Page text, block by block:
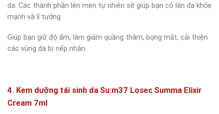
da. Các thành phần lên men tự nhiên sẽ giúp bạn có làn da khỏe
mạnh và lí tưởng.
Giúp bạn giữ độ ẩm, làm giảm quầng thâm, bọng mắt, cải thiện
các vùng da bị nếp nhăn.
4. Kem dưỡng tái sinh da Su:m37 Losec Summa Elixir
Cream 7ml